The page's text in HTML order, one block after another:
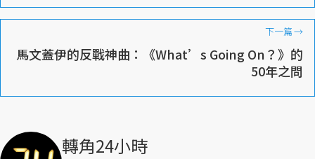
下一篇→
馬文蓋伊的反戰神曲：《What’s Going On？》的
50年之問
轉角24小時